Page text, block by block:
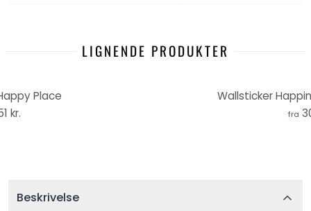
LIGNENDE PRODUKTER
Place
kr.
Wallsticker
fra
Beskrivelse